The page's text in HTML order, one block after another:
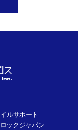
ルサポート
ックジャパン